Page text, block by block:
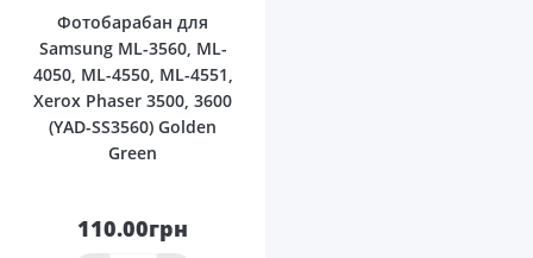
Фотобарабан для
Samsung ML-3560, ML-
4050, ML-4550, ML-4551,
Xerox Phaser 3500, 3600
(YAD-SS3560) Golden
Green
110.00грн